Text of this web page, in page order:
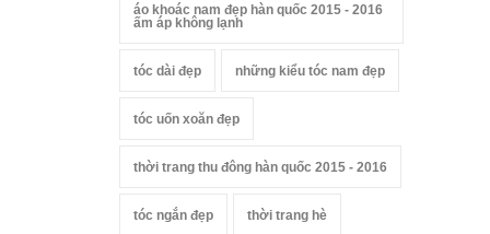
áo khoác nam đẹp hàn quốc 2015 - 2016
ấm áp không lạnh
tóc dài đẹp những kiểu tóc nam đẹp
tóc uốn xoăn đẹp
thời trang thu đông hàn quốc 2015 - 2016
tóc ngắn đẹp thời trang hè